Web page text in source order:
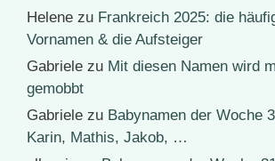
Helene zu Frankreich 2025: die
Vornamen & die Aufsteiger
Gabriele zu Mit diesen Namen wird
gemobbt
Gabriele zu Babynamen der Woche
Karin, Mathis, Jakob, …